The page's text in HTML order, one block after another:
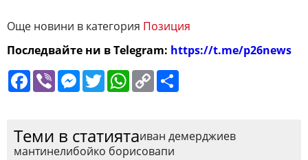
Още новини в категория Позиция
Последвайте ни в Telegram: https://t.me/p26news
Facebook
ViberMessenger
TwitterWhatsApp
Copy
Link
Теми в статиятаиван демерджиев
мантинелибойко борисовапи